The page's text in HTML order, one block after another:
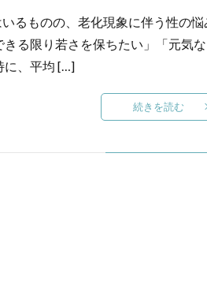
るものの、老化現象に伴う性の悩
る限り若さを保ちたい」「元気な
に、平均 […]
続きを読む